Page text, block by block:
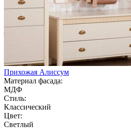
Прихожая Алиссум
Материал фасада:
МДФ
Стиль:
Классический
Цвет:
Светлый